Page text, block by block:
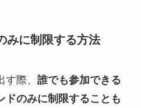
みに制限する方法
際、 誰でも参加できる
ドのみに制限することも